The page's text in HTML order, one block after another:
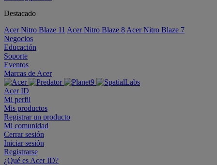
Destacado
Acer Nitro Blaze 11 Acer Nitro Blaze 8 Acer Nitro Blaze 7
Negocios
Educación
Soporte
Eventos
Marcas de Acer
Acer ID
Mi perfil
Mis productos
Registrar un producto
Mi comunidad
Cerrar sesión
Iniciar sesión
Registrarse
¿Qué es Acer ID?